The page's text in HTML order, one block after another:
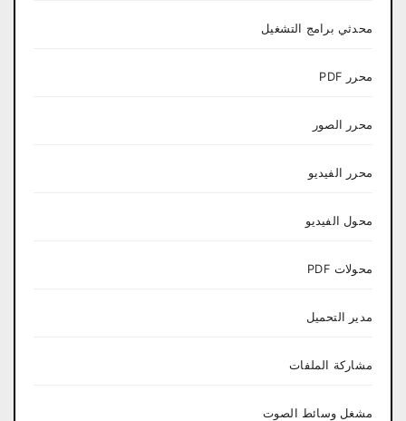
محدثي برامج التشغيل
محرر PDF
محرر الصور
محرر الفيديو
محول الفيديو
محولات PDF
مدير التحميل
مشاركة الملفات
مشغل وسائط الصوت